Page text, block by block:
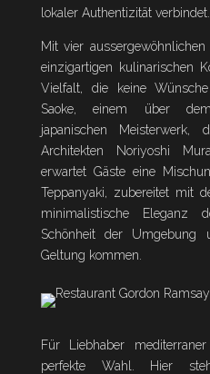
lokaler Authentizität verbindet.
Mit vier
einzigartigen kulinarischen
Vielfalt, die keine
Saoke, einem über
japanischen
Architekten Noriyoshi
erwartet Gäste eine
Teppanyaki, zubereitet mit
minimalistische Eleganz
Schönheit der
Geltung kommen.
Für Liebhaber
perfekte Wahl. Hier